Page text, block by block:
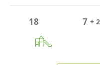
18 7 + 2